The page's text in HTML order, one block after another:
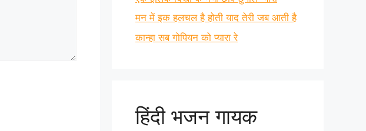
मन में इक हलचल है होती याद तेरी जब आती है
कान्हा सब गोपियन को प्यारा रे
हिंदी भजन गायक